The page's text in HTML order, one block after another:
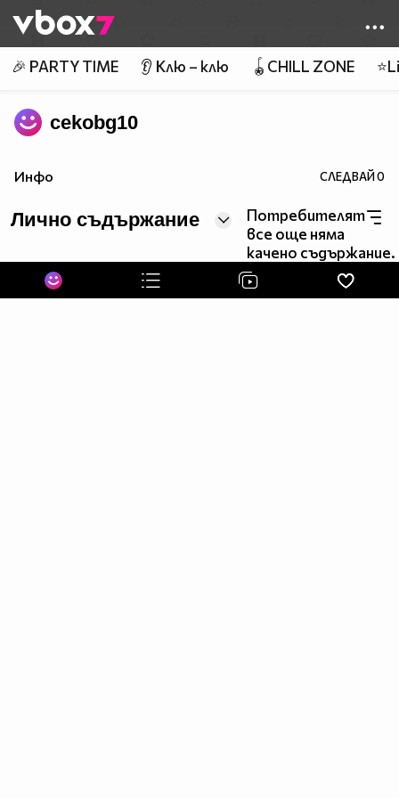
👾
🎉 PARTY TIME 👂 Клю – клю 🪀CHILL ZONE
cekobg10
Инфо СЛЕДВАЙ0
Лично съдържание
Потребителят
все още няма
качено съдържание.